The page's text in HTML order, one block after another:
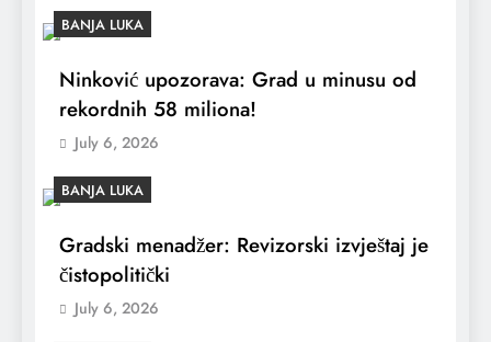
BANJA LUKA
Ninković upozorava: Grad u minusu od
rekordnih 58 miliona!
July 6, 2026
BANJA LUKA
Gradski menadžer: Revizorski izvještaj je
čistopolitički
July 6, 2026